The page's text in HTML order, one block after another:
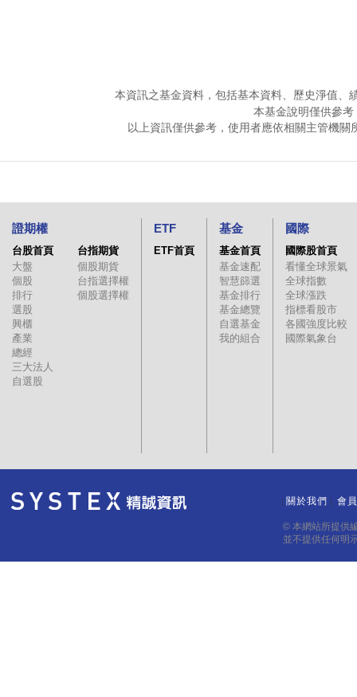
本資訊之基金資料，包括基本資料、歷史淨值、
本基金說明僅供參
以上資訊僅供參考，使用者應依相關主管機
證期權
台股首頁
大盤
個股
排行
選股
興櫃
產業
總經
三大法人
自選股
台指期貨
個股期貨
台指選擇權
個股選擇權
ETF
ETF首頁
基金
基金首頁
基金速配
智慧篩選
基金排行
基金總覽
自選基金
我的組合
國際
國際股首頁
看懂全球景氣
全球指數
全球漲跌
指標看股市
各國強度比較
國際氣象台
關於我們 會
© 本網站所提供
並不提供任何明